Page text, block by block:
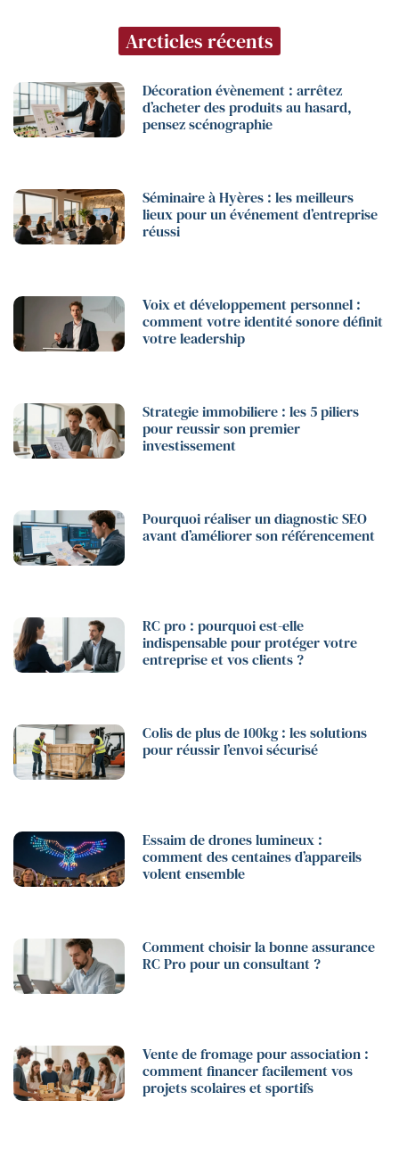
Arcticles récents
Décoration évènement : arrêtez
d’acheter des produits au hasard,
pensez scénographie
Séminaire à Hyères : les meilleurs
lieux pour un événement d’entreprise
réussi
Voix et développement personnel :
comment votre identité sonore définit
votre leadership
Strategie immobiliere : les 5 piliers
pour reussir son premier
investissement
Pourquoi réaliser un diagnostic SEO
avant d’améliorer son référencement
RC pro : pourquoi est-elle
indispensable pour protéger votre
entreprise et vos clients ?
Colis de plus de 100kg : les solutions
pour réussir l’envoi sécurisé
Essaim de drones lumineux :
comment des centaines d’appareils
volent ensemble
Comment choisir la bonne assurance
RC Pro pour un consultant ?
Vente de fromage pour association :
comment financer facilement vos
projets scolaires et sportifs